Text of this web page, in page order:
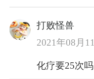
打败怪兽
2021年08月
化疗要25次